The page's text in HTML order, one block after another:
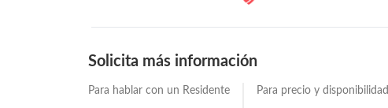
Solicita más información
Para hablar con un Residente Para precio y disponibilidad